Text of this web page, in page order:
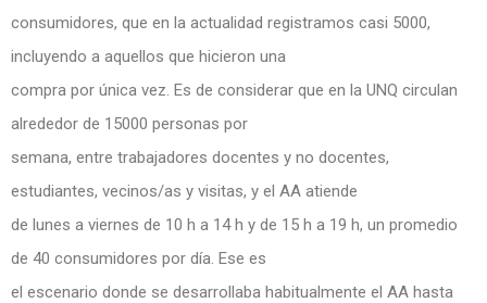
consumidores, que en la actualidad registramos casi 5000,
incluyendo a aquellos que hicieron una
compra por única vez. Es de considerar que en la UNQ circulan
alrededor de 15000 personas por
semana, entre trabajadores docentes y no docentes,
estudiantes, vecinos/as y visitas, y el AA atiende
de lunes a viernes de 10 h a 14 h y de 15 h a 19 h, un promedio
de 40 consumidores por día. Ese es
el escenario donde se desarrollaba habitualmente el AA hasta